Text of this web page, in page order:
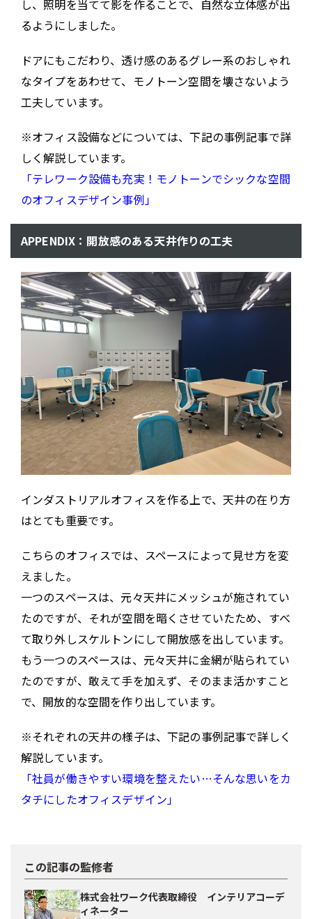
し、照明を当てて影を作ることで、自然な立体感が出
るようにしました。
ドアにもこだわり、透け感のあるグレー系のおしゃれ
なタイプをあわせて、モノトーン空間を壊さないよう
工夫しています。
※オフィス設備などについては、下記の事例記事で詳
しく解説しています。
「テレワーク設備も充実！モノトーンでシックな空間
のオフィスデザイン事例」
APPENDIX：開放感のある天井作りの工夫
インダストリアルオフィスを作る上で、天井の在り方
はとても重要です。
こちらのオフィスでは、スペースによって見せ方を変
えました。
一つのスペースは、元々天井にメッシュが施されてい
たのですが、それが空間を暗くさせていたため、すべ
て取り外しスケルトンにして開放感を出しています。
もう一つのスペースは、元々天井に金網が貼られてい
たのですが、敢えて手を加えず、そのまま活かすこと
で、開放的な空間を作り出しています。
※それぞれの天井の様子は、下記の事例記事で詳しく
解説しています。
「社員が働きやすい環境を整えたい…そんな思いをカ
タチにしたオフィスデザイン」
この記事の監修者
株式会社ワーク代表取締役 インテリアコーデ
ィネーター